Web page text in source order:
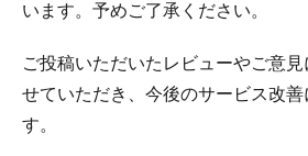
います。予めご了承ください。
ご投稿いただいたレビューやご意
せていただき、今後のサービス改善
す。